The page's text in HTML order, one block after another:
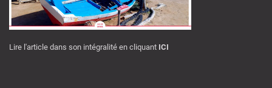
Lire l'article dans son intégralité en cliquant ICI